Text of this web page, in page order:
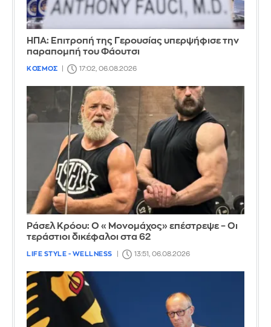
ΗΠΑ: Επιτροπή της Γερουσίας υπερψήφισε την
παραπομπή του Φάουτσι
ΚΟΣΜΟΣ 17:02, 06.08.2026
Ράσελ Κρόου: Ο «Μονομάχος» επέστρεψε – Οι
τεράστιοι δικέφαλοι στα 62
LIFE STYLE - WELLNESS 13:51, 06.08.2026